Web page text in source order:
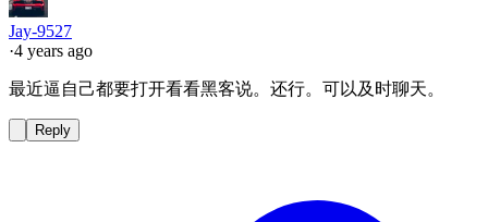
Jay-9527
·4 years ago
最近逼自己都要打开看看黑客说。还行。可以及时聊天。
Reply